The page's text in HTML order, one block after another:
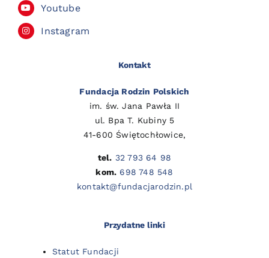
Youtube
Instagram
Kontakt
Fundacja Rodzin Polskich
im. św. Jana Pawła II
ul. Bpa T. Kubiny 5
41-600 Świętochłowice,
tel. 32 793 64 98
kom. 698 748 548
kontakt@fundacjarodzin.pl
Przydatne linki
Statut Fundacji